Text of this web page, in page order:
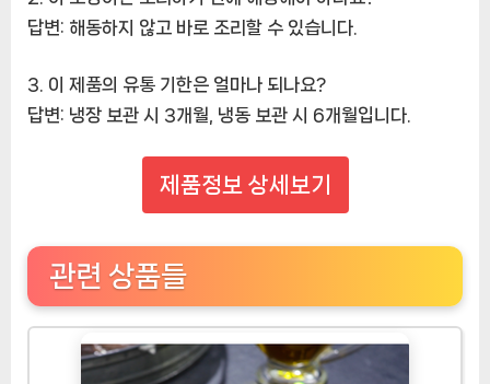
답변: 해동하지 않고 바로 조리할 수 있습니다.
3. 이 제품의 유통 기한은 얼마나 되나요?
답변: 냉장 보관 시 3개월, 냉동 보관 시 6개월입니다.
제품정보 상세보기
관련 상품들